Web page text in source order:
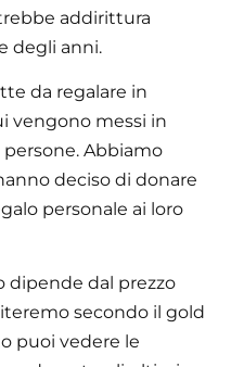
addirittura
degli anni.
da regalare in
vengono messi in
Abbiamo
deciso di donare
personale ai loro
dipende dal prezzo
secondo il gold
puoi vedere le